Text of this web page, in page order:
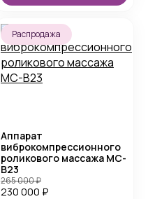
Распродажа
Аппарат
виброкомпрессионного
роликового массажа MC-
B23
230 000 ₽
265 000₽